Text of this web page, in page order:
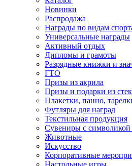
Новинки
Распродажа
Награды по видам
Универсальные награды
Активный отдых
Дипломы и грамоты
Разрядные книжки и
ГТО
Призы из акрила
Призы и подарки из
Плакетки, панно,
Футляры для наград
Текстильная продукция
Сувениры с символикой
Животные
Искусство
Корпоративные
Настольные игры